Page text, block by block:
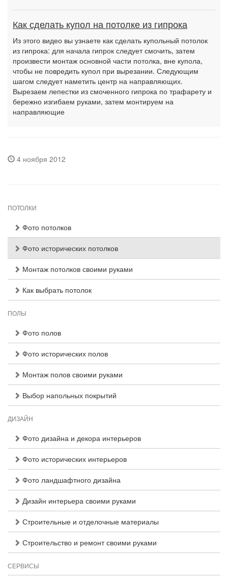
Как сделать купол на потолке из гипрока
Из этого видео вы узнаете как сделать купольный потолок
из гипрока: для начала гипрок следует смочить, затем
произвести монтаж основной части потолка, вне купола,
чтобы не повредить купол при вырезании. Следующим
шагом следует наметить центр на направляющих.
Вырезаем лепестки из смоченного гипрока по трафарету и
бережно изгибаем руками, затем монтируем на
направляющие
4 ноября 2012
ПОТОЛКИ
Фото потолков
Фото исторических потолков
Монтаж потолков своими руками
Как выбрать потолок
ПОЛЫ
Фото полов
Фото исторических полов
Монтаж полов своими руками
Выбор напольных покрытий
ДИЗАЙН
Фото дизайна и декора интерьеров
Фото исторических интерьеров
Фото ландшафтного дизайна
Дизайн интерьера своими руками
Строительные и отделочные материалы
Строительство и ремонт своими руками
СЕРВИСЫ